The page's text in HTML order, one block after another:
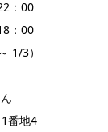
：00
00
1/3）
番地4